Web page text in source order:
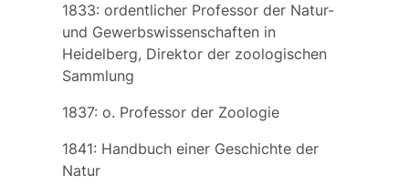
1833: ordentlicher Professor der Natur-
und Gewerbswissenschaften in
Heidelberg, Direktor der zoologischen
Sammlung
1837: o. Professor der Zoologie
1841: Handbuch einer Geschichte der
Natur